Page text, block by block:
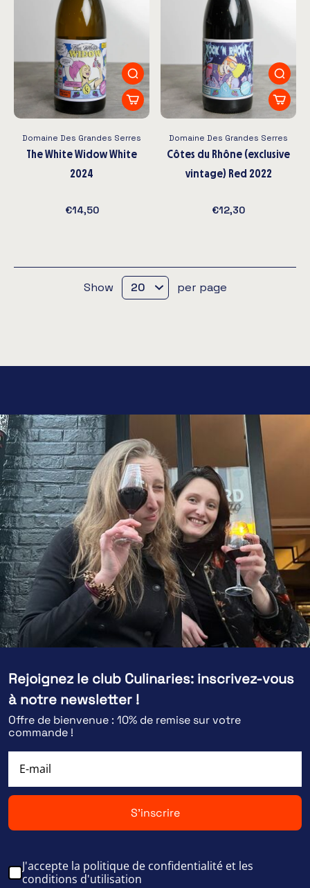
Domaine Des Grandes Serres
The White Widow White
2024
€14,50
Domaine Des Grandes Serres
Côtes du Rhône (exclusive
vintage) Red 2022
€12,30
Show per page
Rejoignez le club Culinaries: inscrivez-vous
à notre newsletter !
Offre de bienvenue : 10% de remise sur votre
commande !
S'inscrire
J'accepte la politique de confidentialité et les
conditions d'utilisation